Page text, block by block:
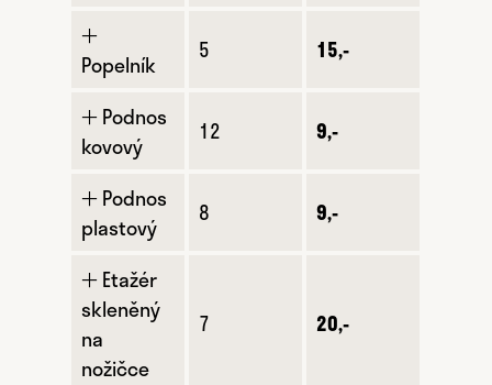
🞢
Popelník
5 15,-
🞢 Podnos
kovový
12 9,-
🞢 Podnos
plastový
8 9,-
🞢 Etažér
skleněný
na
nožičce
7 20,-